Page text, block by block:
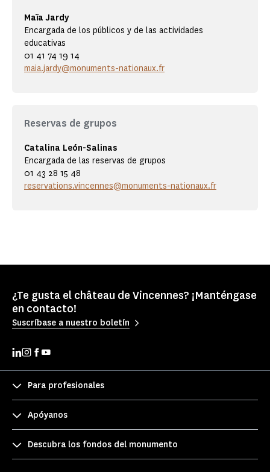
Maïa Jardy
Encargada de los públicos y de las actividades
educativas
01 41 74 19 14
maia.jardy@monuments-nationaux.fr
Reservas de grupos
Catalina León-Salinas
Encargada de las reservas de grupos
01 43 28 15 48
reservations.vincennes@monuments-nationaux.fr
¿Te gusta el château de Vincennes? ¡Manténgase
en contacto!
Suscríbase a nuestro boletín
Para profesionales
Apóyanos
Descubra los fondos del monumento